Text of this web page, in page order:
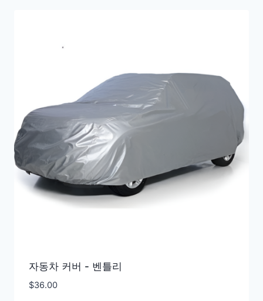
자동차 커버 - 벤틀리
$36.00